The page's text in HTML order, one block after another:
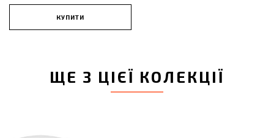
КУПИТИ
ЩЕ З ЦІЄЇ КОЛЕКЦІЇ